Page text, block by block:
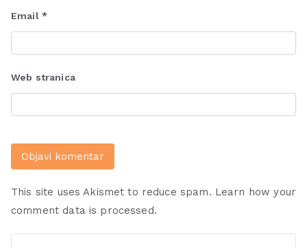
Email *
Web stranica
This site uses Akismet to reduce spam. Learn how your
comment data is processed.